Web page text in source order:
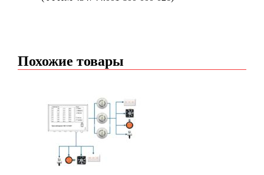
Похожие товары